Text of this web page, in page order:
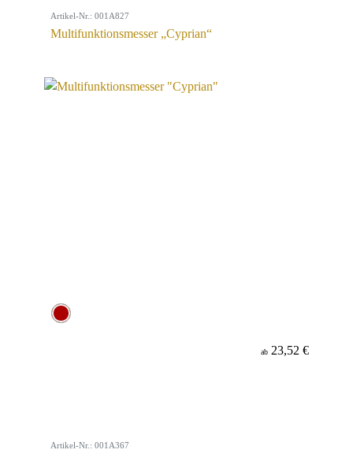
Artikel-Nr.: 001A827
Multifunktionsmesser „Cyprian“
ab 23,52 €
Artikel-Nr.: 001A367